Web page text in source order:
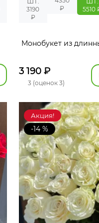
3190
₽
₽
5510
Монобукет из
3 190₽
3 (оценок 3)
Акция!
-14 %